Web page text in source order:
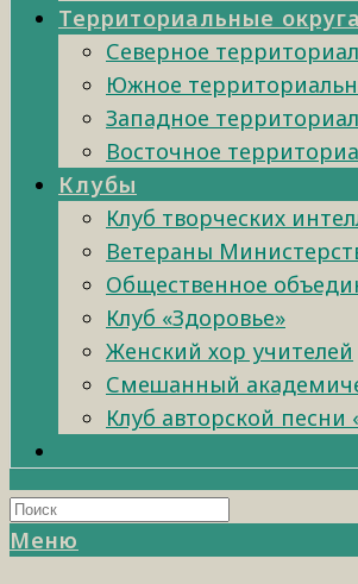
Территориальные округа
Северное
Южное
Западное
Восточное
Клубы
Клуб творческих
Ветераны
Общественное
Клуб «Здоровье»
Женский хор учителей
Смешанный
Клуб авторской песни
Меню